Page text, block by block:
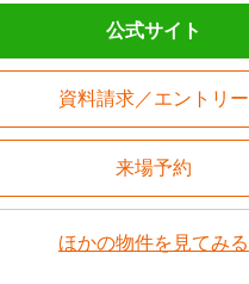
公式サイト
資料請求／エントリー
来場予約
ほかの物件を見てみる